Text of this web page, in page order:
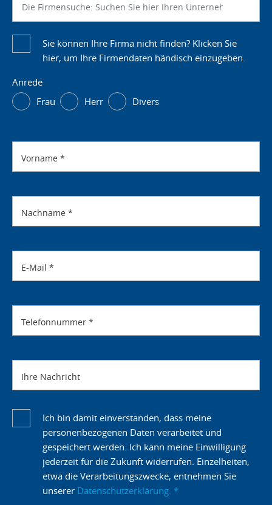
Sie können Ihre Firma nicht finden? Klicken Sie
hier, um Ihre Firmendaten händisch einzugeben.
Anrede
Frau
Herr Divers
Vorname *
Nachname *
E-Mail *
Telefonnummer *
Ihre Nachricht
Ich bin damit einverstanden, dass meine
personenbezogenen Daten verarbeitet und
gespeichert werden. Ich kann meine Einwilligung
jederzeit für die Zukunft widerrufen. Einzelheiten,
etwa die Verarbeitungszwecke, entnehmen Sie
unserer Datenschutzerklärung. *